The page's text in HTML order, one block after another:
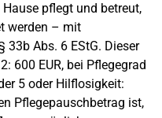
pflegt und betreut,
werden – mit
33b Abs. 6 EStG. Dieser
600 EUR, bei Pflegegrad
5 oder Hilflosigkeit:
Pflegepauschbetrag ist,